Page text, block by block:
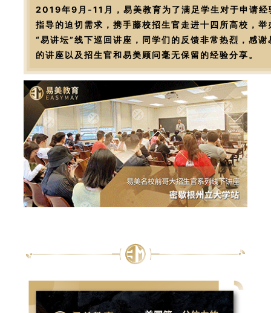
2019年9月-11月，易美教育为了满足学生对于申请经
指导的迫切需求，携手藤校招生官走进十四所高校，
“易讲坛”线下巡回讲座，同学们的反馈非常热烈，感
的讲座以及招生官和易美顾问毫无保留的经验分享。